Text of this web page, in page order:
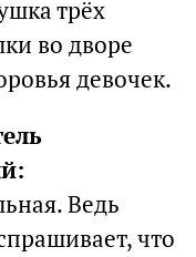
трёх
во дворе
девочек.
Ведь
что